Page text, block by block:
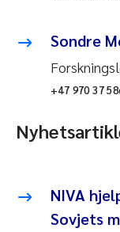
Sondre
+47 970 37
NIVA
Sovjets